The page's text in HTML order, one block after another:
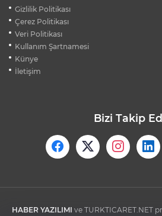
KÜBRA DENİZCİ
Gizlilik Politikası
Çerez Politikası
Veri Politikası
Kullanım Şartnamesi
Künye
İletişim
Bizi Takip
HABER YAZILIMI ve TURKTICARET.NET